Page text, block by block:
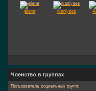
jelena ivaniyses
Членство в группах
Пользователь социальных групп: